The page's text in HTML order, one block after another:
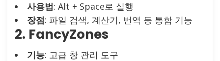
사용법: Alt + Space로 실행
장점: 파일 검색, 계산기, 번역 등 통합 기능
2. FancyZones
기능: 고급 창 관리 도구